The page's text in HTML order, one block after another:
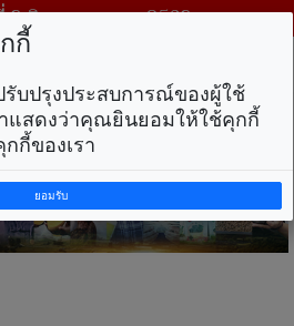
สิงหาคม พ.ศ. 2569
กี้
รับปรุงประสบการณ์ของผู้ใช้
าแสดงว่าคุณยินยอมให้ใช้คุกกี้
กี้ของเรา
ยอมรับ